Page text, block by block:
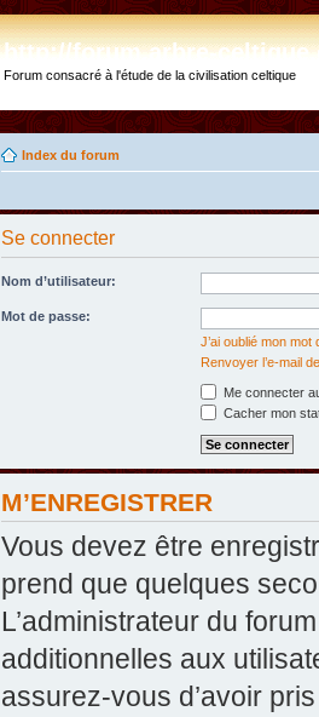
http://forum.arbre-
Forum consacré à l'étude de la civilisation celtique
Index du forum
Se connecter
Nom d’utilisateur:
Mot de passe:
J’ai oublié mon mot
Renvoyer l’e-mail
Me connecter
Cacher mon
M’ENREGISTRER
Vous devez être
prend que quelques
L’administrateur du
additionnelles aux
assurez-vous d’avoir